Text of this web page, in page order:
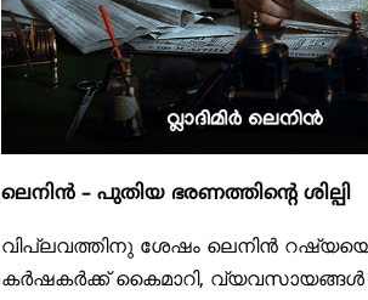
ലെനിൻ – പുതിയ ഭരണത്തിന്റെ ശില്പി
വിപ്ലവത്തിനു ശേഷം ലെനിൻ റഷ്യയെ
കർഷകർക്ക് കൈമാറി, വ്യവസായങ്ങൾ